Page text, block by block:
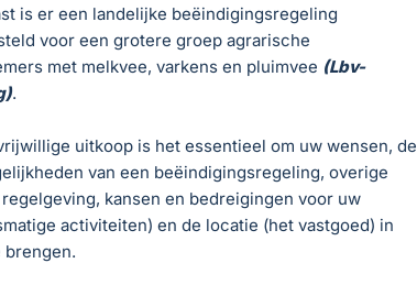
is er een landelijke beëindigingsregeling
voor een grotere groep agrarische
met melkvee, varkens en pluimvee (Lbv-
.
uitkoop is het essentieel om uw wensen, de
van een beëindigingsregeling, overige
kansen en bedreigingen voor uw
activiteiten) en de locatie (het vastgoed) in
brengen.